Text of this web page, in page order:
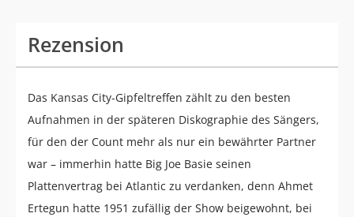
Rezension
Das Kansas City-Gipfeltreffen zählt zu den besten
Aufnahmen in der späteren Diskographie des Sängers,
für den der Count mehr als nur ein bewährter Partner
war – immerhin hatte Big Joe Basie seinen
Plattenvertrag bei Atlantic zu verdanken, denn Ahmet
Ertegun hatte 1951 zufällig der Show beigewohnt, bei